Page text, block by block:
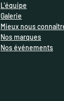
L'équipe
Galerie
Mieux nous
Nos marques
Nos événements